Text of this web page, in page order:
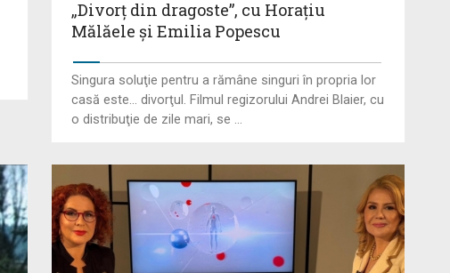
nu doar muzicienii, ci și sufletul lor:
...
Decizie judecătorească: Procedura
Legii salarizării, suspendată în
„Divorţ din dragoste”, cu Horaţiu
Mălăele şi Emilia Popescu
Singura soluţie pentru a rămâne singuri în propria lor
casă este... divorţul. Filmul regizorului Andrei Blaier, cu
o distribuţie de zile mari, se ...